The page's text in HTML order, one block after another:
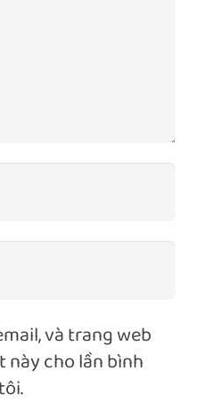
và trang web
cho lần bình